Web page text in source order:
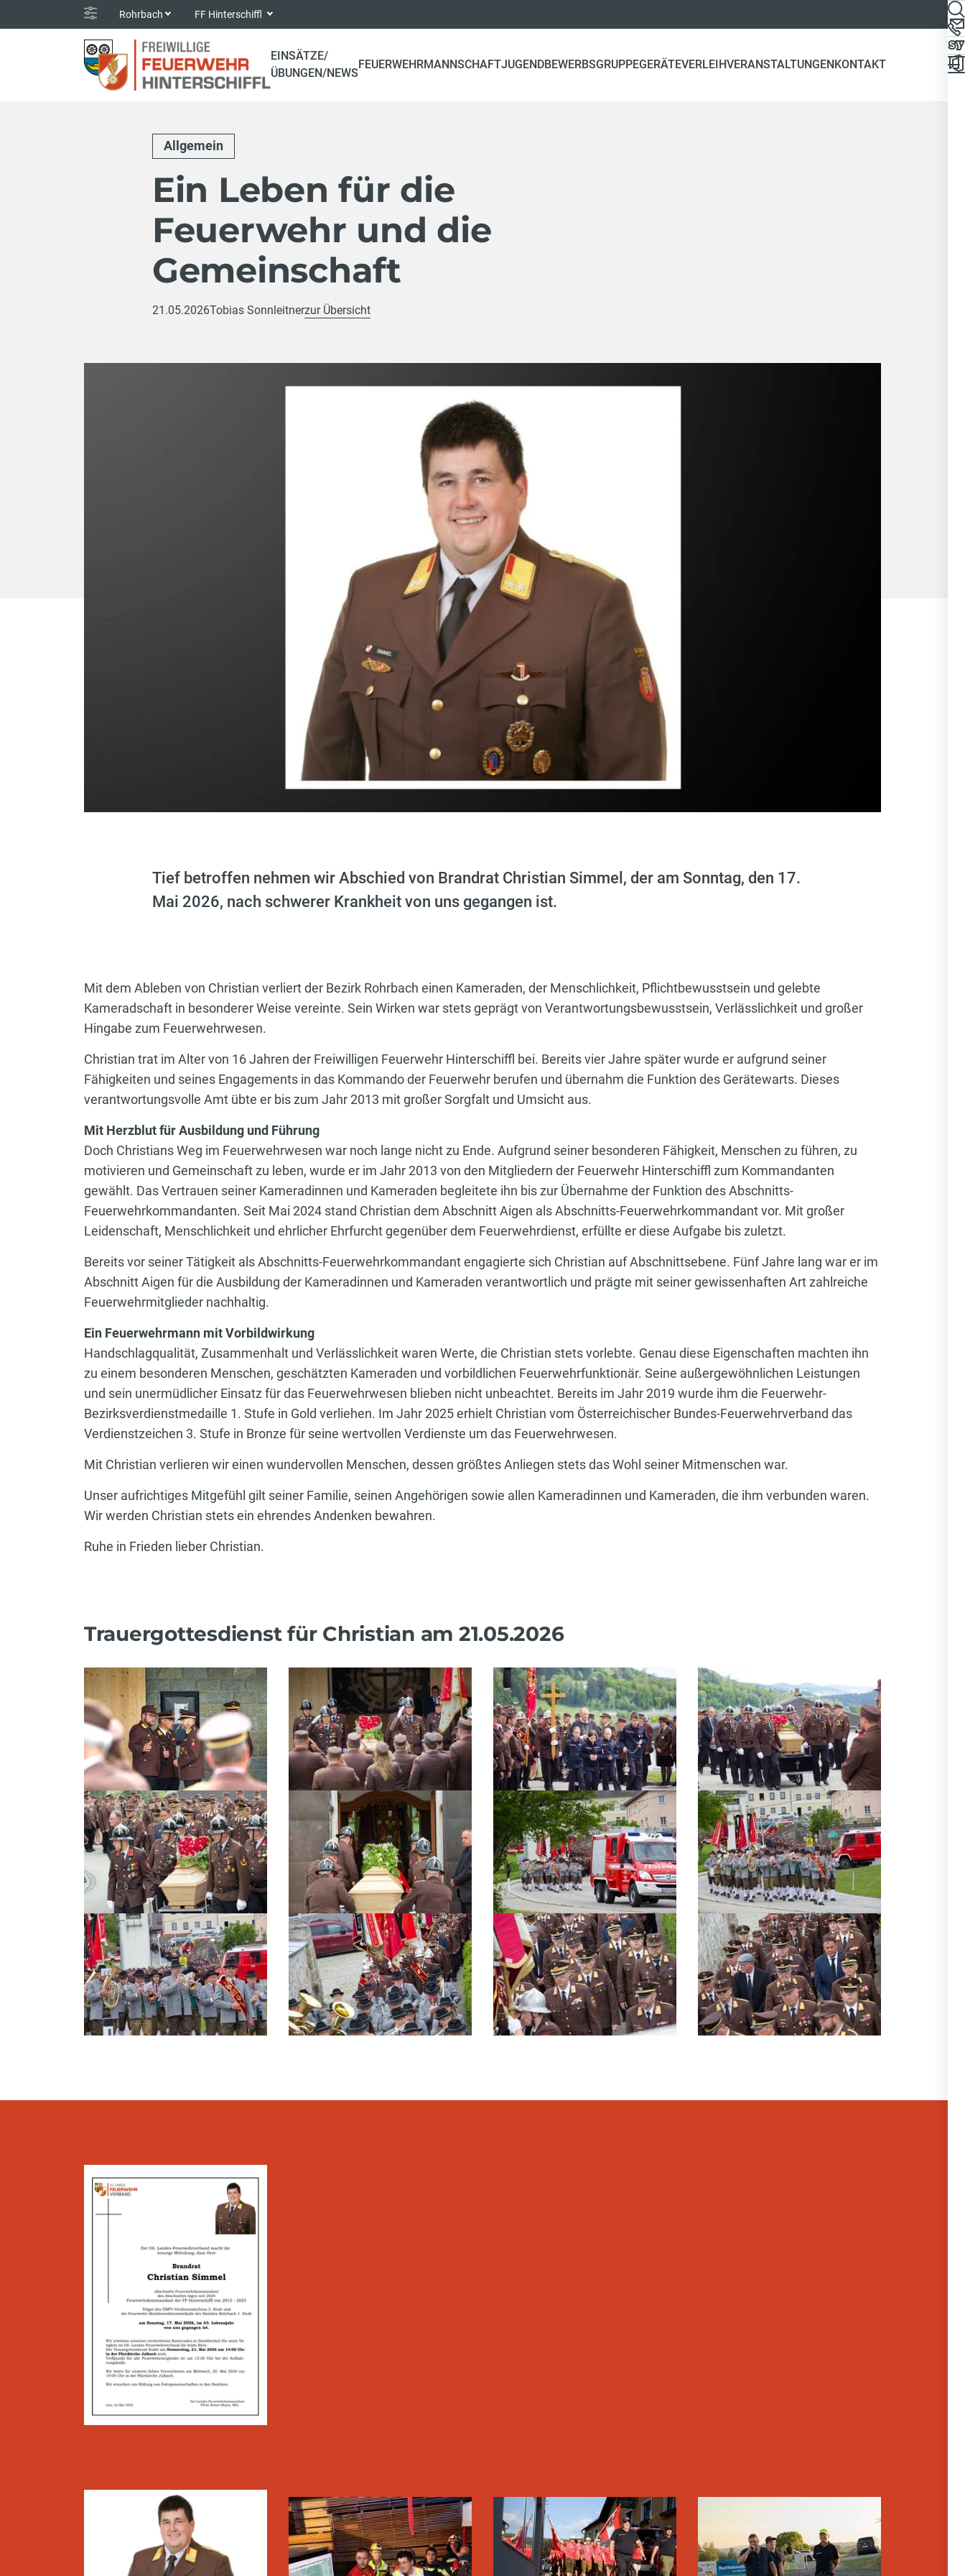
Rohrbach FF Hinterschiffl
EINSÄTZE/
ÜBUNGEN/NEWS
FEUERWEHRMANNSCHAFTJUGENDBEWERBSGRUPPEGERÄTEVERLEIHVERANSTALTUNGEN KONTAKT
Allgemein
Ein Leben für die
Feuerwehr und die
Gemeinschaft
21.05.2026Tobias Sonnleitnerzur Übersicht
Tief betroffen nehmen wir Abschied von Brandrat Christian Simmel, der am Sonntag, den 17.
Mai 2026, nach schwerer Krankheit von uns gegangen ist.
Mit dem Ableben von Christian verliert der Bezirk Rohrbach einen Kameraden, der Menschlichkeit, Pflichtbewusstsein und gelebte
Kameradschaft in besonderer Weise vereinte. Sein Wirken war stets geprägt von Verantwortungsbewusstsein, Verlässlichkeit und großer
Hingabe zum Feuerwehrwesen.
Christian trat im Alter von 16 Jahren der Freiwilligen Feuerwehr Hinterschiffl bei. Bereits vier Jahre später wurde er aufgrund seiner
Fähigkeiten und seines Engagements in das Kommando der Feuerwehr berufen und übernahm die Funktion des Gerätewarts. Dieses
verantwortungsvolle Amt übte er bis zum Jahr 2013 mit großer Sorgfalt und Umsicht aus.
Mit Herzblut für Ausbildung und Führung
Doch Christians Weg im Feuerwehrwesen war noch lange nicht zu Ende. Aufgrund seiner besonderen Fähigkeit, Menschen zu führen, zu
motivieren und Gemeinschaft zu leben, wurde er im Jahr 2013 von den Mitgliedern der Feuerwehr Hinterschiffl zum Kommandanten
gewählt. Das Vertrauen seiner Kameradinnen und Kameraden begleitete ihn bis zur Übernahme der Funktion des Abschnitts-
Feuerwehrkommandanten. Seit Mai 2024 stand Christian dem Abschnitt Aigen als Abschnitts-Feuerwehrkommandant vor. Mit großer
Leidenschaft, Menschlichkeit und ehrlicher Ehrfurcht gegenüber dem Feuerwehrdienst, erfüllte er diese Aufgabe bis zuletzt.
Bereits vor seiner Tätigkeit als Abschnitts-Feuerwehrkommandant engagierte sich Christian auf Abschnittsebene. Fünf Jahre lang war er im
Abschnitt Aigen für die Ausbildung der Kameradinnen und Kameraden verantwortlich und prägte mit seiner gewissenhaften Art zahlreiche
Feuerwehrmitglieder nachhaltig.
Ein Feuerwehrmann mit Vorbildwirkung
Handschlagqualität, Zusammenhalt und Verlässlichkeit waren Werte, die Christian stets vorlebte. Genau diese Eigenschaften machten ihn
zu einem besonderen Menschen, geschätzten Kameraden und vorbildlichen Feuerwehrfunktionär. Seine außergewöhnlichen Leistungen
und sein unermüdlicher Einsatz für das Feuerwehrwesen blieben nicht unbeachtet. Bereits im Jahr 2019 wurde ihm die Feuerwehr-
Bezirksverdienstmedaille 1. Stufe in Gold verliehen. Im Jahr 2025 erhielt Christian vom Österreichischer Bundes-Feuerwehrverband das
Verdienstzeichen 3. Stufe in Bronze für seine wertvollen Verdienste um das Feuerwehrwesen.
Mit Christian verlieren wir einen wundervollen Menschen, dessen größtes Anliegen stets das Wohl seiner Mitmenschen war.
Unser aufrichtiges Mitgefühl gilt seiner Familie, seinen Angehörigen sowie allen Kameradinnen und Kameraden, die ihm verbunden waren.
Wir werden Christian stets ein ehrendes Andenken bewahren.
Ruhe in Frieden lieber Christian.
Trauergottesdienst für Christian am 21.05.2026